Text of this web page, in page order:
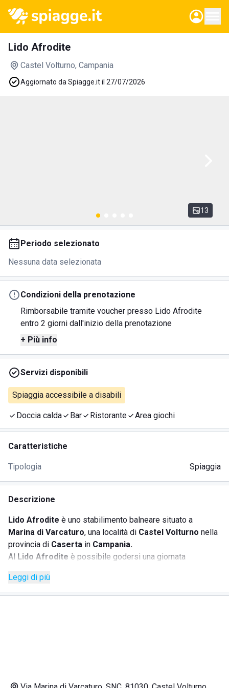
Lido Afrodite
Castel Volturno, Campania
Aggiornato da Spiagge.it il 27/07/2026
13
Periodo selezionato
Nessuna data selezionata
Condizioni della prenotazione
Rimborsabile tramite voucher presso Lido Afrodite
entro 2 giorni dall'inizio della prenotazione
+ Più info
Servizi disponibili
Spiaggia accessibile a disabili
Doccia calda Bar Ristorante Area giochi
Caratteristiche
Tipologia Spiaggia
Descrizione
Lido Afrodite è uno stabilimento balneare situato a
Marina di Varcaturo, una località di Castel Volturno nella
provincia di Caserta in Campania.
Al Lido Afrodite è possibile godersi una giornata
disponibilità ed organizzazione della struttura. All'interno
dellostabilimento balneareè presente unaspiaggia
Leggi di più